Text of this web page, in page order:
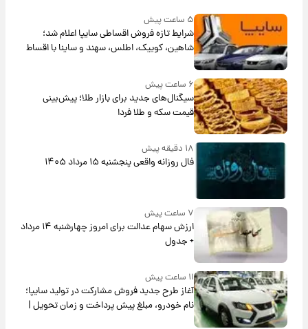
۵ ساعت پیش
شرایط تازه فروش اقساطی سایپا اعلام شد؛
شاهین، کوییک، اطلس، سهند و ساینا با اقساط
بلندمدت + جدول
۶ ساعت پیش
سیگنال‌های جدید برای بازار طلا؛ پیش‌بینی
قیمت سکه و طلا فردا
۱۸ دقیقه پیش
فال روزانه واقعی پنجشنبه ۱۵ مرداد ۱۴۰۵
۷ ساعت پیش
ارزش سهام عدالت برای امروز چهارشنبه ۱۴ مرداد
+ جدول
۱۱ ساعت پیش
آغاز طرح جدید فروش مشارکت در تولید سایپا؛
نام خودرو، مبلغ پیش پرداخت و زمان تحویل |
سود مشارکت چند درصد است؟